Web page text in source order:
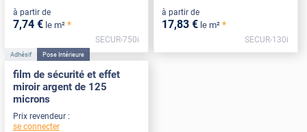
à partir de
7,74 € le m² *
SECUR-750i
à partir de
17,83 € le m² *
SECUR-130i
Adhésif Pose Intérieure
film de sécurité et effet
miroir argent de 125
microns
Prix revendeur :
se connecter